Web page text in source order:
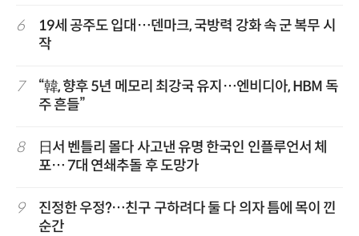
6
19세 공주도 입대…덴마크, 국방력 강화 속 군 복무 시
작
7
“韓, 향후 5년 메모리 최강국 유지…엔비디아, HBM 독
주 흔들”
8
日서 벤틀리 몰다 사고낸 유명 한국인 인플루언서 체
포… 7대 연쇄추돌 후 도망가
9
진정한 우정?…친구 구하려다 둘 다 의자 틈에 목이 낀
순간